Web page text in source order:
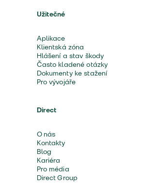
Užitečné
Aplikace
Klientská zóna
Hlášení a stav škody
Často kladené otázky
Dokumenty ke stažení
Pro vývojáře
Direct
O nás
Kontakty
Blog
Kariéra
Pro média
Direct Group